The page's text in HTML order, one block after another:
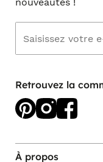
Retrouvez la
À propos